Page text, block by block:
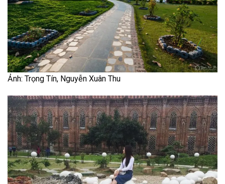
Ảnh: Trọng Tín, Nguyễn Xuân Thu